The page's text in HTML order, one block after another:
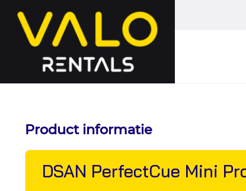
Hoofdmenu
overslaan
Product informatie
DSAN PerfectCue Mini